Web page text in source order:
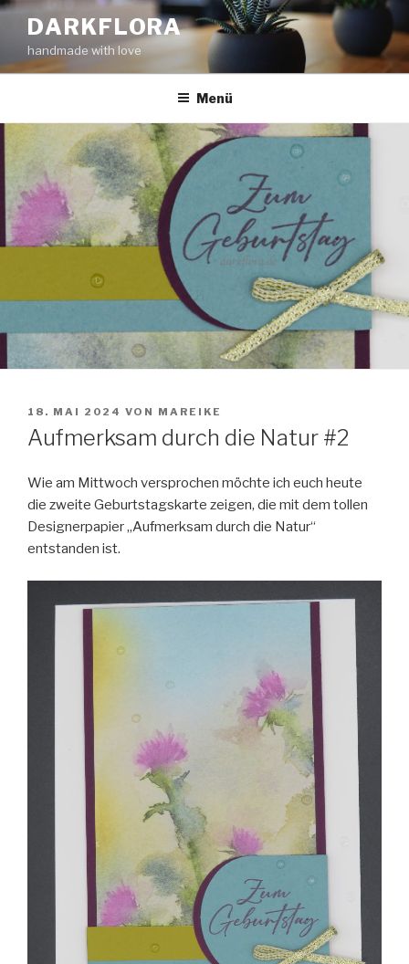
Zum
Inhalt
springen
DARKFLORA
handmade with love
Menü
VERÖFFENTLICHT
AM
18. MAI 2024 VON MAREIKE
Aufmerksam durch die Natur #2
Wie am Mittwoch versprochen möchte ich euch heute
die zweite Geburtstagskarte zeigen, die mit dem tollen
Designerpapier „Aufmerksam durch die Natur“
entstanden ist.